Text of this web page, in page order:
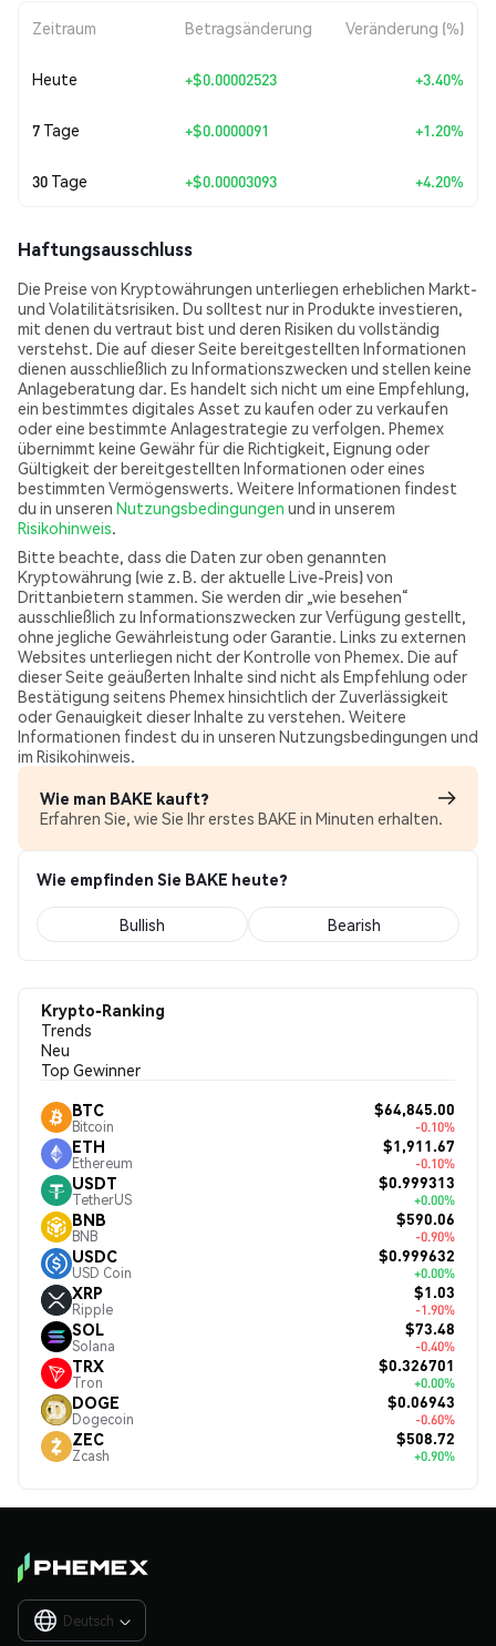
Zeitraum Betragsänderung Veränderung (%)
Heute +$0.00002523 +3.40%
7 Tage +$0.0000091 +1.20%
30 Tage +$0.00003093 +4.20%
Haftungsausschluss
Die Preise von Kryptowährungen unterliegen erheblichen Markt-
und Volatilitätsrisiken. Du solltest nur in Produkte investieren,
mit denen du vertraut bist und deren Risiken du vollständig
verstehst. Die auf dieser Seite bereitgestellten Informationen
dienen ausschließlich zu Informationszwecken und stellen keine
Anlageberatung dar. Es handelt sich nicht um eine Empfehlung,
ein bestimmtes digitales Asset zu kaufen oder zu verkaufen
oder eine bestimmte Anlagestrategie zu verfolgen. Phemex
übernimmt keine Gewähr für die Richtigkeit, Eignung oder
Gültigkeit der bereitgestellten Informationen oder eines
bestimmten Vermögenswerts. Weitere Informationen findest
du in unseren Nutzungsbedingungen und in unserem
Risikohinweis.
Bitte beachte, dass die Daten zur oben genannten
Kryptowährung (wie z. B. der aktuelle Live-Preis) von
Drittanbietern stammen. Sie werden dir „wie besehen“
ausschließlich zu Informationszwecken zur Verfügung gestellt,
ohne jegliche Gewährleistung oder Garantie. Links zu externen
Websites unterliegen nicht der Kontrolle von Phemex. Die auf
dieser Seite geäußerten Inhalte sind nicht als Empfehlung oder
Bestätigung seitens Phemex hinsichtlich der Zuverlässigkeit
oder Genauigkeit dieser Inhalte zu verstehen. Weitere
Informationen findest du in unseren Nutzungsbedingungen und
im Risikohinweis.
Wie man BAKE kauft?
Erfahren Sie, wie Sie Ihr erstes BAKE in Minuten erhalten.
Wie empfinden Sie BAKE heute?
Bullish Bearish
Krypto-Ranking
Trends
Neu
Top Gewinner
BTC
Bitcoin
$64,845.00
-0.10%
ETH
Ethereum
$1,911.67
-0.10%
USDT
TetherUS
$0.999313
+0.00%
BNB
BNB
$590.06
-0.90%
USDC
USD Coin
$0.999632
+0.00%
XRP
Ripple
$1.03
-1.90%
SOL
Solana
$73.48
-0.40%
TRX
Tron
$0.326701
+0.00%
DOGE
Dogecoin
$0.06943
-0.60%
ZEC
Zcash
$508.72
+0.90%
Deutsch 